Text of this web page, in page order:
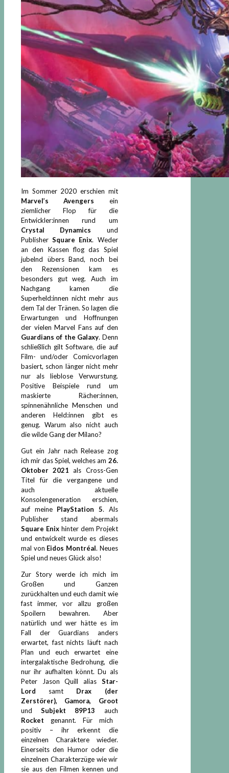
Im Sommer 2020 erschien mit
Marvel’s Avengers ein
ziemlicher Flop für die
Entwickler:innen rund um
Crystal Dynamics und
PublisherSquare Enix. Weder
an den Kassen flog das Spiel
jubelnd übers Band, noch bei
den Rezensionen kam es
besonders gut weg. Auch im
Nachgang kamen die
Superheld:innen nicht mehr aus
dem Tal der Tränen. So lagen die
Erwartungen und Hoffnungen
der vielen Marvel Fans auf den
Guardians of the Galaxy. Denn
schließlich gilt Software, die auf
Film- und/oder Comicvorlagen
basiert, schon länger nicht mehr
nur als lieblose Verwurstung.
Positive Beispiele rund um
maskierte Rächer:innen,
spinnenähnliche Menschen und
anderen Held:innen gibt es
genug. Warum also nicht auch
die wilde Gang der Milano?
Gut ein Jahr nach Release zog
ich mir das Spiel, welches am 26.
Oktober 2021 als Cross-Gen
Titel für die vergangene und
auch aktuelle
Konsolengeneration erschien,
auf meine PlayStation 5. Als
Publisher stand abermals
Square Enixhinter dem Projekt
und entwickelt wurde es dieses
mal von Eidos Montréal. Neues
Spiel und neues Glück also!
Zur Story werde ich mich im
Großen und Ganzen
zurückhalten und euch damit wie
fast immer, vor allzu großen
Spoilern bewahren. Aber
natürlich und wer hätte es im
Fall der Guardians anders
erwartet, fast nichts läuft nach
Plan und euch erwartet eine
intergalaktische Bedrohung, die
nur ihr aufhalten könnt. Du als
Peter Jason Quill alias Star-
Lord samt Drax (der
Zerstörer), Gamora, Groot
undSubjekt 89P13 auch
Rocket genannt. Für mich
positiv – ihr erkennt die
einzelnen Charaktere wieder.
Einerseits den Humor oder die
einzelnen Charakterzüge wie wir
sie aus den Filmen kennen und